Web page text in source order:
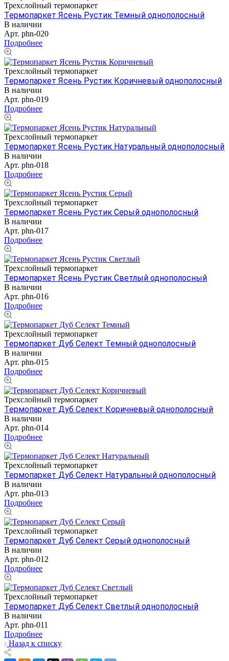
Трехслойный термопаркет
Термопаркет Ясень Рустик Темный однополосный
В наличии
Арт. phn-020
Подробнее
Трехслойный термопаркет
Термопаркет Ясень Рустик Коричневый однополосный
В наличии
Арт. phn-019
Подробнее
Трехслойный термопаркет
Термопаркет Ясень Рустик Натуральный однополосный
В наличии
Арт. phn-018
Подробнее
Трехслойный термопаркет
Термопаркет Ясень Рустик Серый однополосный
В наличии
Арт. phn-017
Подробнее
Трехслойный термопаркет
Термопаркет Ясень Рустик Светлый однополосный
В наличии
Арт. phn-016
Подробнее
Трехслойный термопаркет
Термопаркет Дуб Селект Темный однополосный
В наличии
Арт. phn-015
Подробнее
Трехслойный термопаркет
Термопаркет Дуб Селект Коричневый однополосный
В наличии
Арт. phn-014
Подробнее
Трехслойный термопаркет
Термопаркет Дуб Селект Натуральный однополосный
В наличии
Арт. phn-013
Подробнее
Трехслойный термопаркет
Термопаркет Дуб Селект Серый однополосный
В наличии
Арт. phn-012
Подробнее
Трехслойный термопаркет
Термопаркет Дуб Селект Светлый однополосный
В наличии
Арт. phn-011
Подробнее
Назад к списку